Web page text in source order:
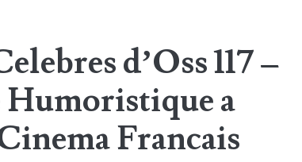
d’Oss 117 –
Humoristique a
Francais